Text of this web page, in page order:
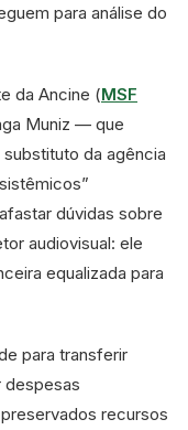
para análise do
da Ancine (MSF
Muniz — que
da agência
dúvidas sobre
audiovisual: ele
equalizada para
para transferir
despesas
recursos